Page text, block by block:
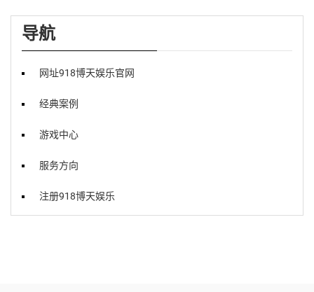
导航
网址918博天娱乐官网
经典案例
游戏中心
服务方向
注册918博天娱乐